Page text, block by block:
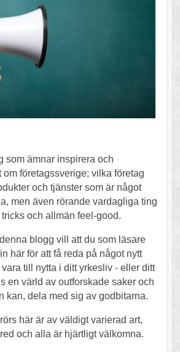
som ämnar inspirera och
om företagssverige; vilka företag
och tjänster som är något
men även rörande vardagliga ting
och allmän feel-good.
blogg vill att du som läsare
här för att få reda på något nytt
till nytta i ditt yrkesliv - eller ditt
en värld av outforskade saker och
kan, dela med sig av godbitarna.
här är av väldigt varierad art,
och alla är hjärtligt välkomna.